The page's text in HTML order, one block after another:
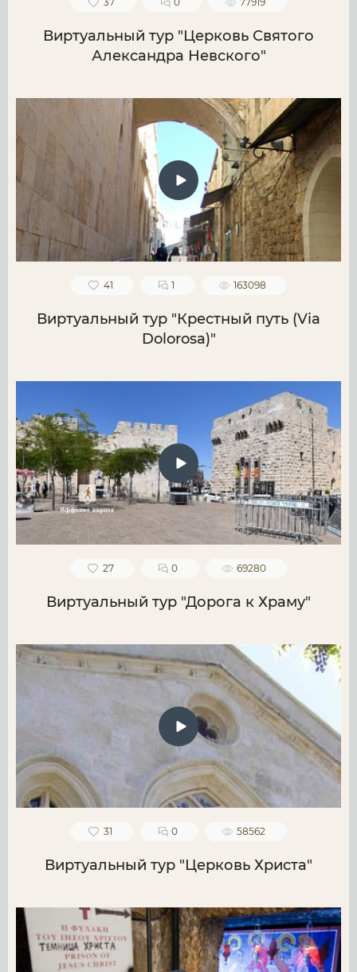
Виртуальный тур "Церковь Святого
Александра Невского"
41 1 163098
Виртуальный тур "Крестный путь (Via
Dolorosa)"
27 0 69280
Виртуальный тур "Дорога к Храму"
31 0 58562
Виртуальный тур "Церковь Христа"